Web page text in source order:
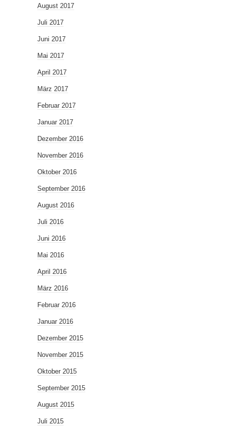
August 2017
Juli 2017
Juni 2017
Mai 2017
April 2017
März 2017
Februar 2017
Januar 2017
Dezember 2016
November 2016
Oktober 2016
September 2016
August 2016
Juli 2016
Juni 2016
Mai 2016
April 2016
März 2016
Februar 2016
Januar 2016
Dezember 2015
November 2015
Oktober 2015
September 2015
August 2015
Juli 2015